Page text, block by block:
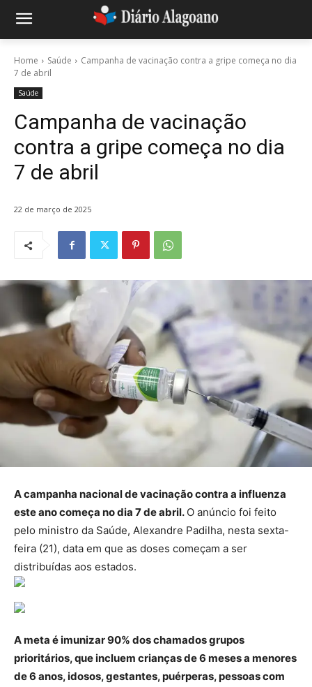
Home Saúde
Campanha de vacinação contra a gripe começa no dia
7 de abril
Saúde
Campanha de vacinação
contra a gripe começa no dia
7 de abril
22 de março de 2025
A campanha nacional de vacinação contra a influenza
este ano começa no dia 7 de abril. O anúncio foi feito
pelo ministro da Saúde, Alexandre Padilha, nesta sexta-
feira (21), data em que as doses começam a ser
distribuídas aos estados.
A meta é imunizar 90% dos chamados grupos
prioritários, que incluem crianças de 6 meses a menores
de 6 anos, idosos, gestantes, puérperas, pessoas com